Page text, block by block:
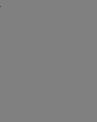
.